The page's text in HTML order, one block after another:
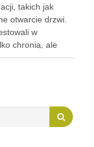
takich jak
otwarcie drzwi.
w
chronią, ale
omówimy,